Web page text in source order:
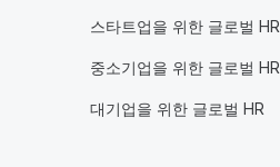
스타트업을 위한 글로벌 HR
중소기업을 위한 글로벌 HR
대기업을 위한 글로벌 HR